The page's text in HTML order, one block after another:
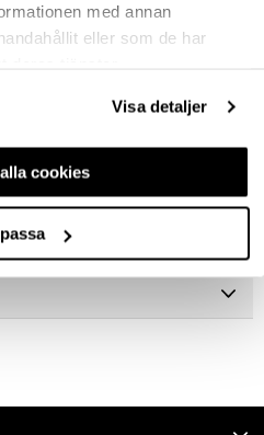
med annan
eller som de har
Visa detaljer
cookies